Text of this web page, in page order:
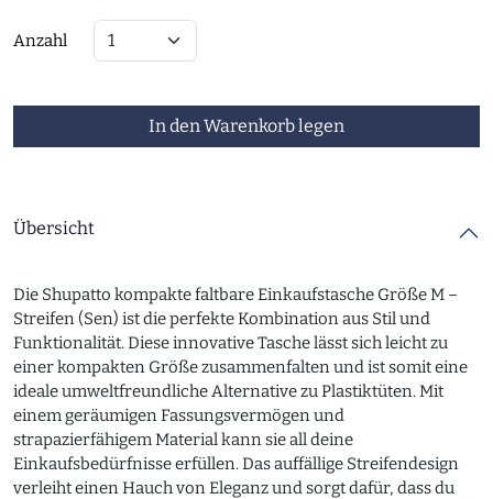
Anzahl
In den Warenkorb legen
Übersicht
Die Shupatto kompakte faltbare Einkaufstasche Größe M –
Streifen (Sen) ist die perfekte Kombination aus Stil und
Funktionalität. Diese innovative Tasche lässt sich leicht zu
einer kompakten Größe zusammenfalten und ist somit eine
ideale umweltfreundliche Alternative zu Plastiktüten. Mit
einem geräumigen Fassungsvermögen und
strapazierfähigem Material kann sie all deine
Einkaufsbedürfnisse erfüllen. Das auffällige Streifendesign
verleiht einen Hauch von Eleganz und sorgt dafür, dass du